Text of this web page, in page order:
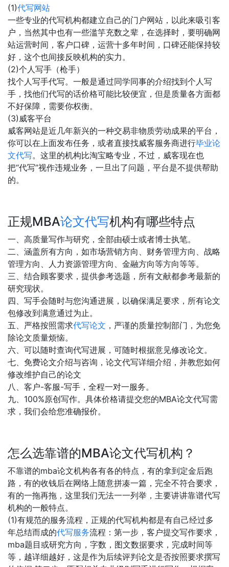
(1)代写网站
一些专业的代写机构都建立自己的门户网站，以此来吸引客
户，当然其中也有一些滥竽充数之辈，在选择时，要明确网
站运营时间，客户口碑，运营十多年时间，口碑还能保持较
好，这个也间接反映机构的实力。
(2)个人写手（枪手）
找个人写手代写。一般是通过同学同事的介绍找到个人写
手，找他们代写的话价格可能比较便宜，但是质量各方面都
不好保障，需要你权衡。
(3)威客平台
威客网站是近几年新兴的一种交易非物质劳动成果的平台，
你可以在上面发布任务，或者直接找威客服务商进行毕业论
文代写。这里的机构比淘宝略专业，不过，威客现在也
把“代写”视作违规业务，一旦出了问题，平台是不提供帮助
的。
正规MBA论文代写机构有哪些特点
一、高质量写作与研究，全部由硕士或者博士执笔。
二、涵盖所有方向，如市场营销方向、财务管理方向、战略
管理方向、人力资源管理方向、金融方向等方向等等。
三、结合顾客要求，提供参考选题，所有文献都参考最新的
研究现状。
四、写手会随时与您沟通进展，以确保满足要求，所有论文
包修改到满意通过为止。
五、严格按照需求代写论文 ，严谨的质量控制部门，为您免
除论文质量烦恼。
六、可以随时查询代写进展，可随时根据意见修改论文。
七、免费论文介绍与咨询，论文代写详细介绍，并教您如何
修改维护自己的论文
八、客户-客服-写手，全程一对一服务。
九、100%原创写作。具体价格请提交您的MBA论文代写需
求，我们会给您准确报价。
怎么选靠谱的MBA论文代写机构？
不靠谱的mba论文机构各有各的特点，有的拿到定金后跑
路，有的收钱后在网络上随意拼凑一篇，完全不符合要求，
有的一拖再拖，这里我们无法一一列举，主要讲讲靠谱代写
机构的一般特点。
(1)有规范的服务流程，正规的代写机构都是有自己经过多
年总结而成的代写服务流程：第一步，客户提交写作要求，
mba题目或研究方向，字数，图文数据要求，完成时间等
等，越详细越好，这是作为后续评判论文是否按照要求撰写